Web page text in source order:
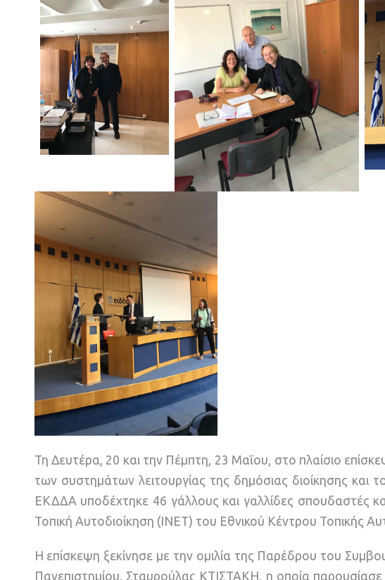
Τη Δευτέρα, 20 και την Πέμπτη, 23 Μαΐου, στο πλαίσιο
των συστημάτων λειτουργίας της δημόσιας διοίκησης και
ΕΚΔΔΑ υποδέχτηκε 46 γάλλους και γαλλίδες σπουδαστές
Τοπική Αυτοδιοίκηση (ΙNET) του Εθνικού Κέντρου Τοπικής
Η επίσκεψη ξεκίνησε με την ομιλία της Παρέδρου του
Πανεπιστημίου, Σταυρούλας ΚΤΙΣΤΑΚΗ, η οποία